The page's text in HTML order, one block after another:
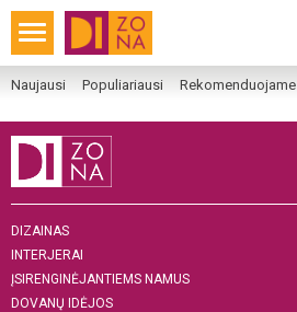
Naujausi Populiariausi Rekomenduojame
DIZAINAS
INTERJERAI
ĮSIRENGINĖJANTIEMS NAMUS
DOVANŲ IDĖJOS